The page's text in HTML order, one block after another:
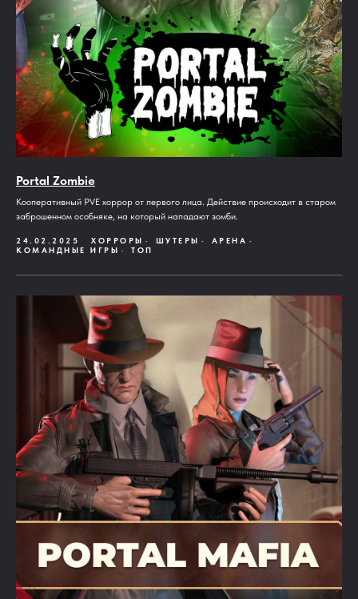
Portal Zombie
Кооперативный PVE хоррор от первого лица. Действие происходит в старом
заброшенном особняке, на который нападают зомби.
24.02.2025 ХОРРОРЫ ШУТЕРЫ
АРЕНА
КОМАНДНЫЕ ИГРЫ
ТОП